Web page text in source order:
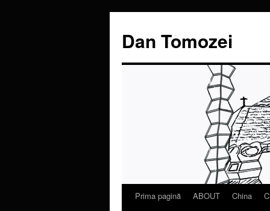
Dan Tomozei
SariPrima pagină ABOUT China